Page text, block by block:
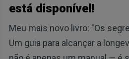
está disponível!
Meu mais novo livro: "Os
Um guia para alcançar a